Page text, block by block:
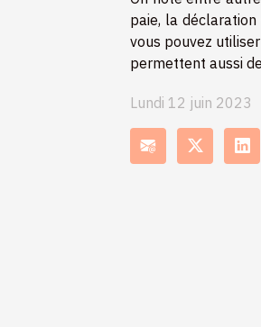
paie, la
vous pouvez
permettent aussi
Lundi 12 juin 2023